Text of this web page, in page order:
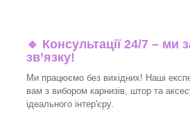
🔹 Консультації 24/7 – ми
зв’язку!
Ми працюємо без вихідних! Наші
вам з вибором карнизів, штор та
ідеального інтер'єру.​